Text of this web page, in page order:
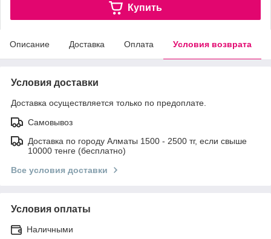
Купить
Описание Доставка Оплата Условия возврата
Условия доставки
Доставка осуществляется только по предоплате.
Самовывоз
Доставка по городу Алматы 1500 - 2500 тг, если свыше
10000 тенге (бесплатно)
Все условия доставки
Условия оплаты
Наличными